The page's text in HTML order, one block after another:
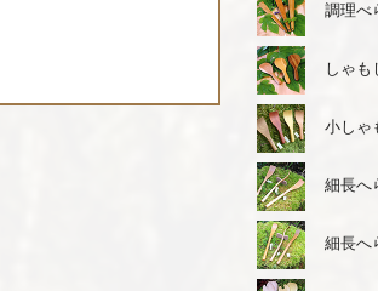
調理べ
しゃも
小しゃ
細長へ
細長へ